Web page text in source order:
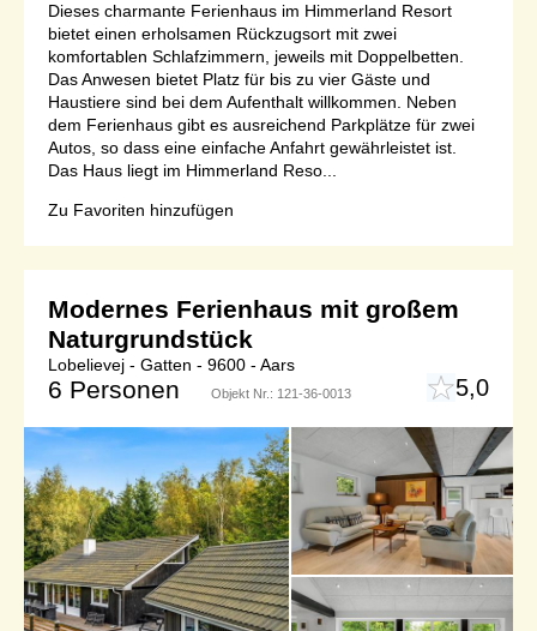
Dieses charmante Ferienhaus im Himmerland Resort
bietet einen erholsamen Rückzugsort mit zwei
komfortablen Schlafzimmern, jeweils mit Doppelbetten.
Das Anwesen bietet Platz für bis zu vier Gäste und
Haustiere sind bei dem Aufenthalt willkommen. Neben
dem Ferienhaus gibt es ausreichend Parkplätze für zwei
Autos, so dass eine einfache Anfahrt gewährleistet ist.
Das Haus liegt im Himmerland Reso...
Zu Favoriten hinzufügen
Modernes Ferienhaus mit großem
Naturgrundstück
Lobelievej - Gatten - 9600 - Aars
6 Personen Objekt Nr.: 121-36-0013 5,0